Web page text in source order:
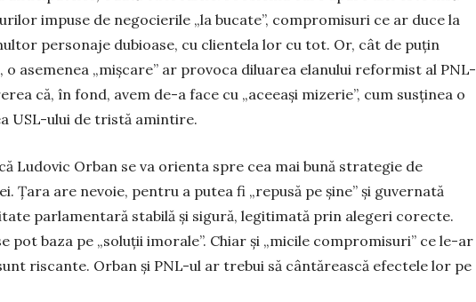
impuse de negocierile „la bucate”, compro­mi­suri ce ar duce la
personaje du­bioase, cu cli­entela lor cu tot. Or, cât de puțin
ase­menea „mișcare” ar provoca diluarea elanului refor­mist al PNL-
că, în fond, avem de-a face cu „aceeași mizerie”, cum sus­ținea o
USL-ului de tristă amintire.
Ludovic Orban se va orienta spre cea mai bună strategie de
Ța­ra are nevoie, pentru a putea fi „repusă pe șine” și gu­ver­­nată
parlamentară stabilă și sigură, legitimată prin alegeri corecte.
pot baza pe „soluții imorale”. Chiar și „micile com­promisuri” ce le-ar
riscante. Or­ban și PNL-ul ar trebui să cântărească efectele lor pe